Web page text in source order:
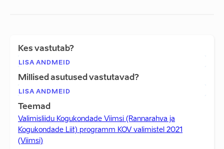
Kes vastutab?
LISA ANDMEID
Millised asutused vastutavad?
LISA ANDMEID
Teemad
Valimisliidu Kogukondade Viimsi (Rannarahva ja
Kogukondade Liit) programm KOV valimistel 2021
(Viimsi)